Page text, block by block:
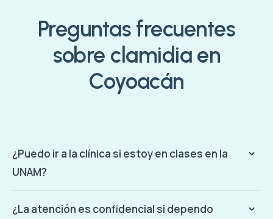
Preguntas frecuentes
sobre clamidia en
Coyoacán
¿Puedo ir a la clínica si estoy en clases en la
UNAM?
¿La atención es confidencial si dependo